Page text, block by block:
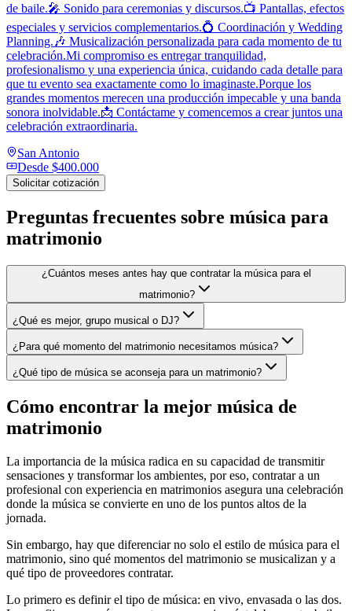
de baile.🎤 Sonido para ceremonias y discursos.📺 Pantallas, efectos
especiales y servicios complementarios.💍 Coordinación y Wedding
Planning.🎶 Musicalización personalizada para cada momento de tu
celebración.Mi compromiso es entregar tranquilidad,
profesionalismo y una experiencia única, cuidando cada detalle para
que tu evento sea exactamente como lo imaginaste.Porque los
grandes momentos merecen una producción impecable y una banda
sonora inolvidable.📩 Contáctame y comencemos a crear juntos una
celebración extraordinaria.
San Antonio
Desde $400.000
Solicitar cotización
Preguntas frecuentes sobre música para
matrimonio
¿Cuántos meses antes hay que contratar la música para el
matrimonio?
¿Qué es mejor, grupo musical o DJ?
¿Para qué momento del matrimonio necesitamos música?
¿Qué tipo de música se aconseja para un matrimonio?
Cómo encontrar la mejor música de
matrimonio
La importancia de la música radica en su capacidad de transmitir
sensaciones y transformar los ambientes, por eso, contratar a un
profesional con experiencia en matrimonios asegura una celebración
donde la música se convierte en uno de los puntos altos de la
jornada.
Sin embargo, hay que diferenciar no solo el estilo de música para el
matrimonio, sino qué momentos del matrimonio se musicalizan y a
qué tipo de proveedores contratar.
Lo primero es definir el tipo de música: en vivo, envasada o las dos.